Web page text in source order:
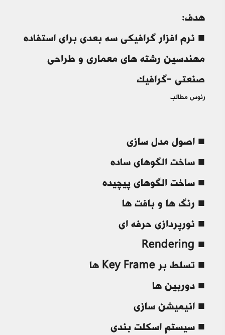
هدف:
■ نرم افزار گرافیکی سه بعدی برای استفاده
مهندسین رشته های معماری و طراحی
صنعتی -گرافیک
رئوس مطالب
■ اصول مدل سازی
■ ساخت الگوهای ساده
■ ساخت الگوهای پیچیده
■ رنگ ها و بافت ها
■ نورپردازی حرفه ای
■ Rendering
■ تسلط بر Key Frame ها
■ دوربین ها
■ انیمیشن سازی
■ سیستم اسکلت بندی